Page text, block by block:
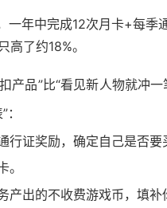
一年中完成12次月卡+每
了约18%。
品”比“看见新人物就冲一
行证奖励，确定自己是否要
产出的不收费游戏币，填补